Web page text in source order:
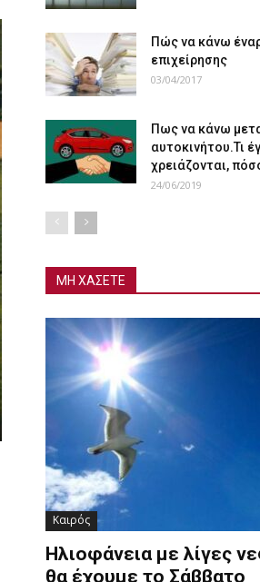
Πώς να κάνω
επιχείρησης
03/04/2017
Πως να κάνω
αυτοκινήτου.Τι
χρειάζονται,
24/06/2019
ΜΗ ΧΑΣΕΤΕ
Καιρός
Ηλιοφάνεια με λίγες
θα έχουμε το Σάββατο